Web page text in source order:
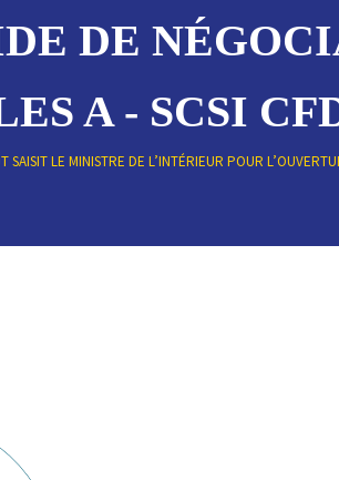
DE
A - SCSI
SAISIT LE MINISTRE DE L’INTÉRIEUR POUR